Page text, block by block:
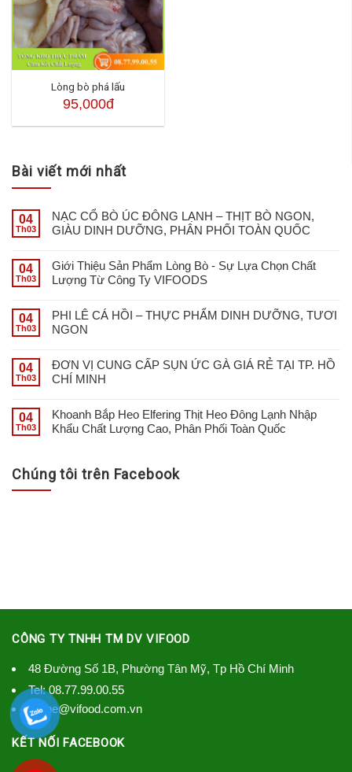
Lòng bò phá lấu
95,000đ
Bài viết mới nhất
04
Th03
NẠC CỔ BÒ ÚC ĐÔNG LẠNH – THỊT BÒ NGON,
GIÀU DINH DƯỠNG, PHÂN PHỐI TOÀN QUỐC
04
Th03
Giới Thiệu Sản Phẩm Lòng Bò - Sự Lựa Chọn Chất
Lượng Từ Công Ty VIFOODS
04
Th03
PHI LÊ CÁ HỒI – THỰC PHẨM DINH DƯỠNG, TƯƠI
NGON
04
Th03
ĐƠN VỊ CUNG CẤP SỤN ỨC GÀ GIÁ RẺ TẠI TP. HỒ
CHÍ MINH
04
Th03
Khoanh Bắp Heo Elfering Thịt Heo Đông Lạnh Nhập
Khẩu Chất Lượng Cao, Phân Phối Toàn Quốc
Chúng tôi trên Facebook
CÔNG TY TNHH TM DV VIFOOD
48 Đường Số 1B, Phường Tân Mỹ, Tp Hồ Chí Minh
Tel:08.77.99.00.55
lienhe@vifood.com.vn
KẾT NỐI FACEBOOK